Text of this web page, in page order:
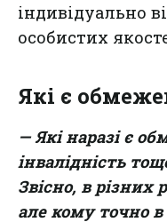
індивідуально
особистих
Які є
— Які наразі є
інвалідність
Звісно, в різних
але кому точно в